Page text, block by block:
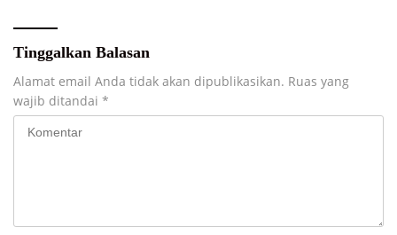
Tinggalkan Balasan
Alamat email Anda tidak akan dipublikasikan. Ruas yang
wajib ditandai *